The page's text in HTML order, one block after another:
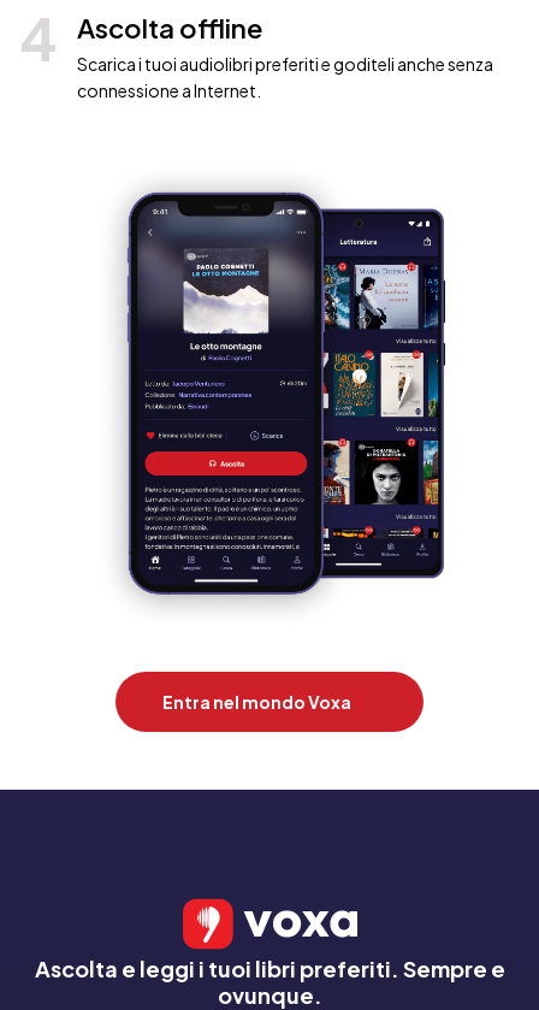
4 Ascolta offline
Scarica i tuoi audiolibri preferiti e goditeli anche senza
connessione a Internet.
Entra nel mondo Voxa
Ascolta e leggi i tuoi libri preferiti. Sempre e
ovunque.